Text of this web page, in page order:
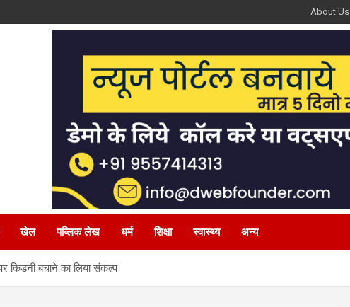
About Us
खेल पब्लिक लेख धर्म शिक्षा स्वास्थ्य अन्य
किडनी बचाने का लिया संकल्प